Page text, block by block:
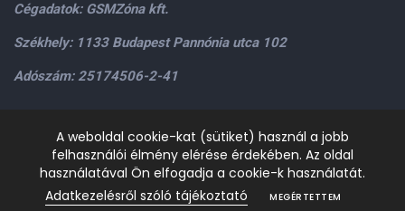
Cégadatok: GSMZóna kft.
Székhely: 1133 Budapest Pannónia utca 102
Adószám: 25174506-2-41
Személyes átvétel: GSMZóna kft. 1134.Bp. Váci út 9-15
H-P: 9.00-17.00,Szo: 9.00-13.00+36205534995+36209906363
gsmzonakft@gmail.com
A weboldal cookie-kat (sütiket) használ a jobb
felhasználói élmény elérése érdekében. Az oldal
használatával Ön elfogadja a cookie-k használatát.
Adatkezelésről szóló tájékoztató
MEGÉRTETTEM